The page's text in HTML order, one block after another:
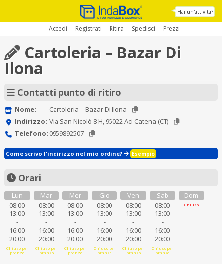
Hai un'attività?
Accedi Registrati Ritira Spedisci Prezzi
Cartoleria – Bazar Di
Ilona
Contatti punto di ritiro
Nome:
Cartoleria – Bazar Di Ilona
Indirizzo: Via San Nicolò 8 H, 95022 Aci Catena (CT)
Telefono: 0959892507
Come scrivo l'indirizzo nel mio ordine? Esempio
Orari
Lun
08:00
13:00
-
16:00
20:00
Chiuso per
pranzo
Mar
08:00
13:00
-
16:00
20:00
Chiuso per
pranzo
Mer
08:00
13:00
-
16:00
20:00
Chiuso per
pranzo
Gio
08:00
13:00
-
16:00
20:00
Chiuso per
pranzo
Ven
08:00
13:00
-
16:00
20:00
Chiuso per
pranzo
Sab
08:00
13:00
-
16:00
20:00
Chiuso per
pranzo
Dom
Chiuso